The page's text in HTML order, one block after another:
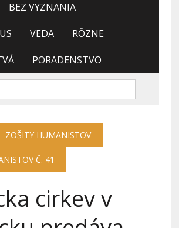
BEZ VYZNANIA
VEDA RÔZNE
PORADENSTVO
ZOŠITY HUMANISTOV
Č. 41
cirkev v